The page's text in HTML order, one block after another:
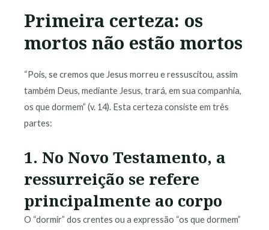
Primeira certeza: os
mortos não estão mortos
“Pois, se cremos que Jesus morreu e ressuscitou, assim
também Deus, mediante Jesus, trará, em sua companhia,
os que dormem” (v. 14). Esta certeza consiste em três
partes:
1. No Novo Testamento, a
ressurreição se refere
principalmente ao corpo
O “dormir” dos crentes ou a expressão “os que dormem”